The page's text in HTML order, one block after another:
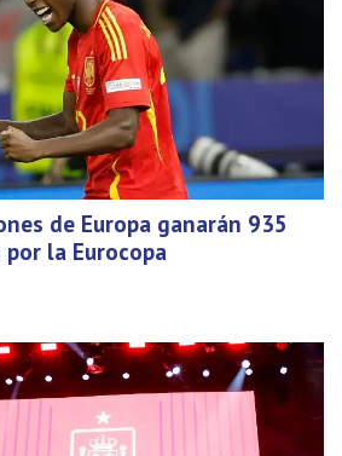
de Europa ganarán 935
la Eurocopa